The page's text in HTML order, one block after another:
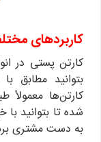
کاربردهای
کارتن پستی در
بتوانید مطابق
کارتن‌ها معمولاً
شده تا بتوانید
به دست مشتری